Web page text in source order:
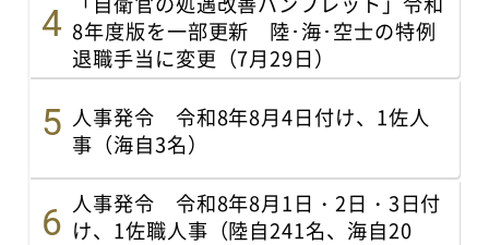
8年度版を一部更新 陸･海･空士の特例
退職手当に変更（7月29日）
人事発令 令和8年8月4日付け、1佐人
事（海自3名）
人事発令 令和8年8月1日・2日・3日付
け、1佐職人事（陸自241名、海自20